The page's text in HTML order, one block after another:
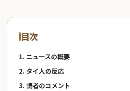
目次
1. ニュースの概要
2. タイ人の反応
3. 読者のコメント